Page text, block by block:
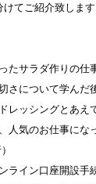
てご紹介致します
たサラダ作りの仕
さについて学んだ
レッシングとあえ
人気のお仕事にな
ライン口座開設手